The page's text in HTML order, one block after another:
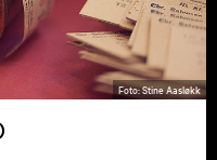
Stine Aasløkk